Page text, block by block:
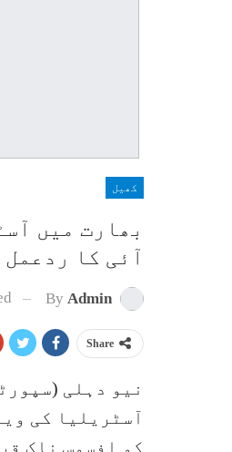
کھیل
بھارت میں
آئی کا ردعمل
By Admin
Share
نیو دہلی
آسٹریلیا کی
کو افسوس ناک